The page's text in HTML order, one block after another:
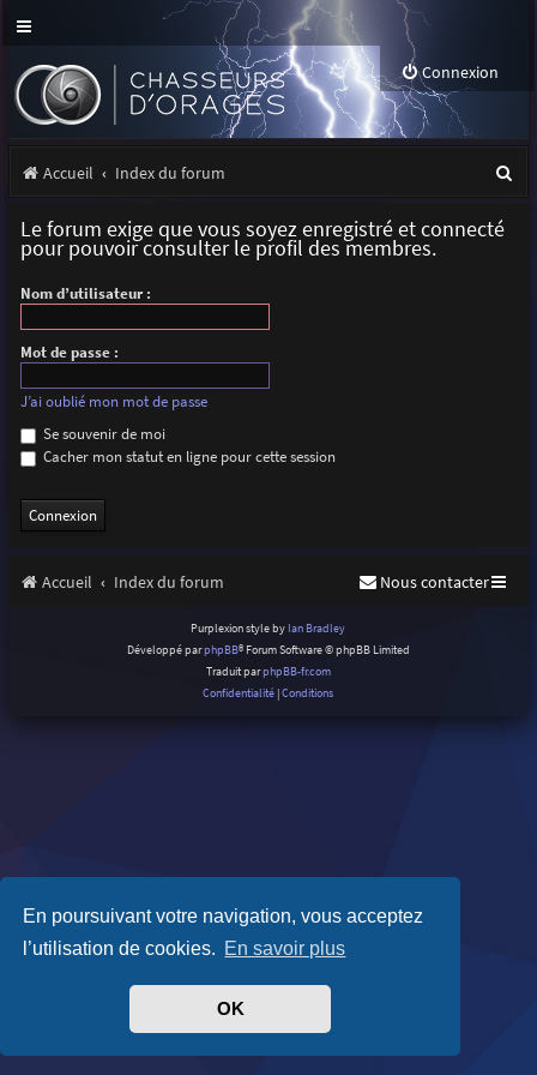
En poursuivant votre navigation, vous acceptez
l’utilisation de cookies. En savoir plus
OK
Connexion
Accueil Index du forum
Le forum exige que vous soyez enregistré et connecté
pour pouvoir consulter le profil des membres.
Nom d’utilisateur :
Mot de passe :
J’ai oublié mon mot de passe
Se souvenir de moi
Cacher mon statut en ligne pour cette session
Accueil Index du forum Nous contacter
Purplexion style by Ian Bradley
Développé parphpBB® Forum Software © phpBB Limited
Traduit parphpBB-fr.com
Confidentialité |Conditions